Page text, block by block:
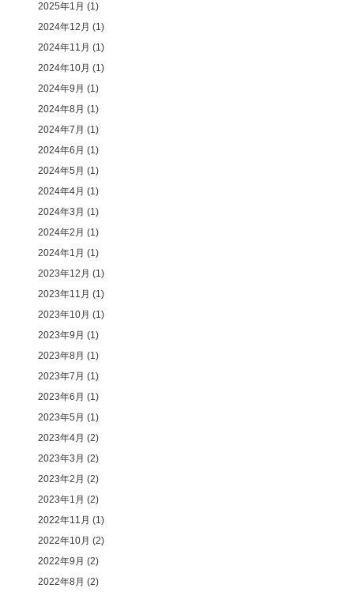
2025年1月 (1)
2024年12月 (1)
2024年11月 (1)
2024年10月 (1)
2024年9月 (1)
2024年8月 (1)
2024年7月 (1)
2024年6月 (1)
2024年5月 (1)
2024年4月 (1)
2024年3月 (1)
2024年2月 (1)
2024年1月 (1)
2023年12月 (1)
2023年11月 (1)
2023年10月 (1)
2023年9月 (1)
2023年8月 (1)
2023年7月 (1)
2023年6月 (1)
2023年5月 (1)
2023年4月 (2)
2023年3月 (2)
2023年2月 (2)
2023年1月 (2)
2022年11月 (1)
2022年10月 (2)
2022年9月 (2)
2022年8月 (2)